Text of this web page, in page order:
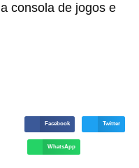
consola de jogos e
Facebook Twitter
WhatsApp